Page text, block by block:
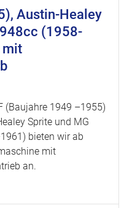
Austin-Healey
(1958-
mit
(Baujahre 1949 –1955)
Sprite und MG
bieten wir ab
mit
an.